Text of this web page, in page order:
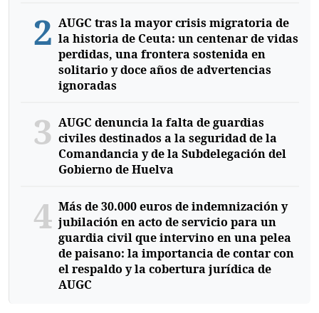
2 AUGC tras la mayor crisis migratoria de
la historia de Ceuta: un centenar de vidas
perdidas, una frontera sostenida en
solitario y doce años de advertencias
ignoradas
3 AUGC denuncia la falta de guardias
civiles destinados a la seguridad de la
Comandancia y de la Subdelegación del
Gobierno de Huelva
4 Más de 30.000 euros de indemnización y
jubilación en acto de servicio para un
guardia civil que intervino en una pelea
de paisano: la importancia de contar con
el respaldo y la cobertura jurídica de
AUGC